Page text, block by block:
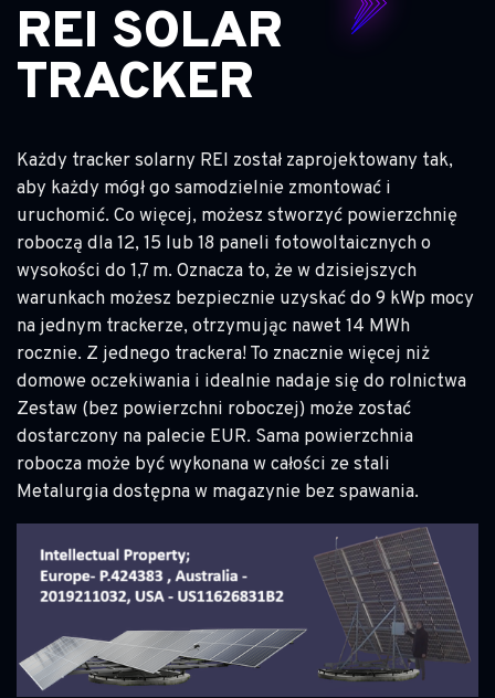
REI SOLAR
TRACKER
Każdy tracker solarny REI został zaprojektowany tak,
aby każdy mógł go samodzielnie zmontować i
uruchomić. Co więcej, możesz stworzyć powierzchnię
roboczą dla 12, 15 lub 18 paneli fotowoltaicznych o
wysokości do 1,7 m. Oznacza to, że w dzisiejszych
warunkach możesz bezpiecznie uzyskać do 9 kWp mocy
na jednym trackerze, otrzymując nawet 14 MWh
rocznie. Z jednego trackera! To znacznie więcej niż
domowe oczekiwania i idealnie nadaje się do rolnictwa
Zestaw (bez powierzchni roboczej) może zostać
dostarczony na palecie EUR. Sama powierzchnia
robocza może być wykonana w całości ze stali
Metalurgia dostępna w magazynie bez spawania.